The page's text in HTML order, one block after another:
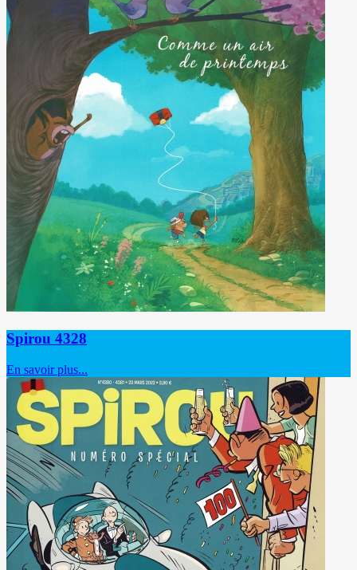
Spirou 4328
En savoir plus...